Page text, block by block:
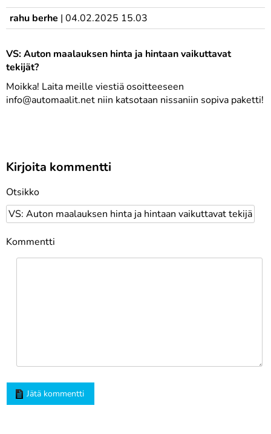
rahu berhe | 04.02.2025 15.03
VS: Auton maalauksen hinta ja hintaan vaikuttavat
tekijät?
Moikka! Laita meille viestiä osoitteeseen
info@automaalit.net niin katsotaan nissaniin sopiva paketti!
Kirjoita kommentti
Otsikko
Kommentti
Jätä kommentti